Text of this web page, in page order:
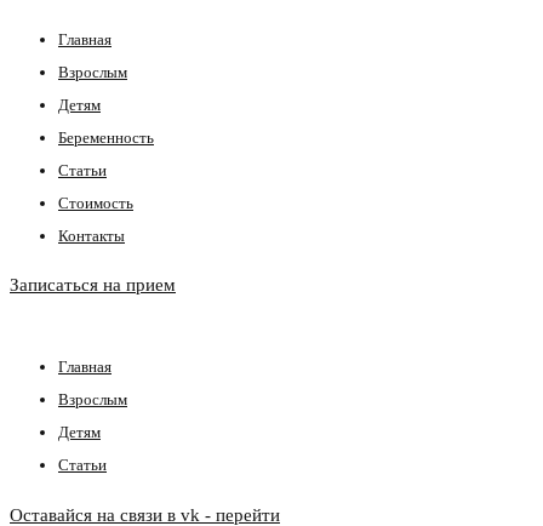
Главная
Взрослым
Детям
Беременность
Статьи
Стоимость
Контакты
Записаться на прием
Главная
Взрослым
Детям
Статьи
Оставайся на связи в vk - перейти